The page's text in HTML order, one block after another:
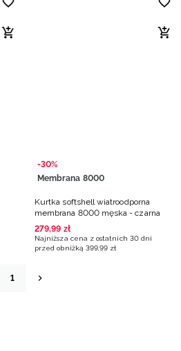
-30%
Membrana 8000
Kurtka softshell wiatroodporna
membrana 8000 męska - czarna
279,99 zł
Najniższa cena z ostatnich 30 dni
przed obniżką 399,99 zł
1